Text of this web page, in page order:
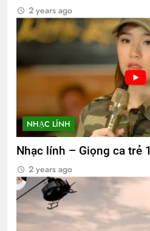
2 years ago
NHẠC LÍNH
Nhạc lính – Giọng ca trẻ 1
2 years ago